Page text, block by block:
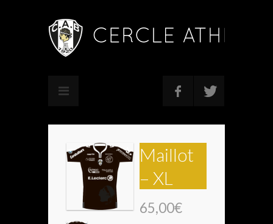
Maillot
– XL
65,00€